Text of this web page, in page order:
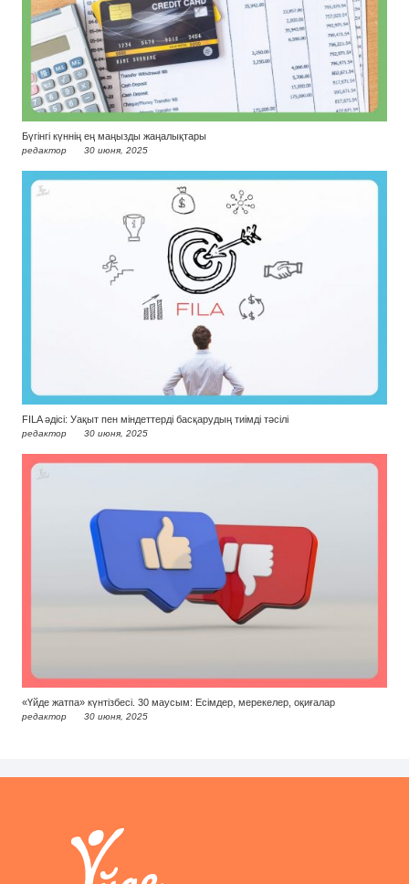
Бүгінгі күннің ең маңызды жаңалықтары
редактор 30 июня, 2025
FILA әдісі: Уақыт пен міндеттерді басқарудың тиімді тәсілі
редактор 30 июня, 2025
«Үйде жатпа» күнтізбесі. 30 маусым: Есімдер, мерекелер, оқиғалар
редактор 30 июня, 2025